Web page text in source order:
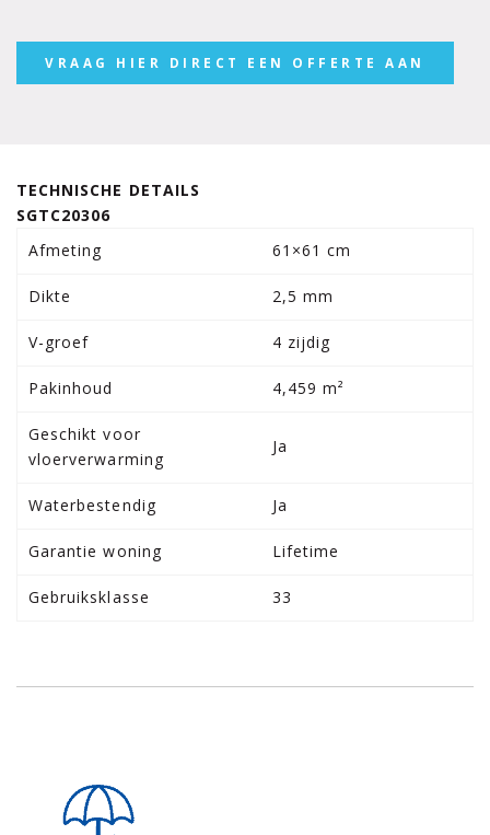
VRAAG HIER DIRECT EEN OFFERTE AAN
TECHNISCHE DETAILS
SGTC20306
Afmeting
61×61 cm
Dikte 2,5 mm
V-groef 4 zijdig
Pakinhoud 4,459 m²
Geschikt voor
vloerverwarming
Ja
Waterbestendig Ja
Garantie woning Lifetime
Gebruiksklasse 33